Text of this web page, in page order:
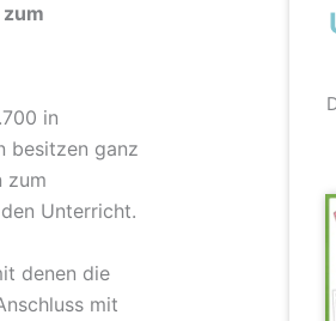
in
besitzen ganz
zum
Unterricht.
denen die
mit